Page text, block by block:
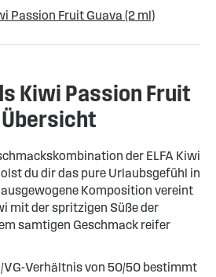
Passion Fruit Guava (2 ml)
Kiwi Passion Fruit
Übersicht
der ELFA Kiwi
du dir das pure Urlaubsgefühl in
Komposition vereint
mit der spritzigen Süße der
samtigen Geschmack reifer
VG-Verhältnis von 50/50 bestimmt